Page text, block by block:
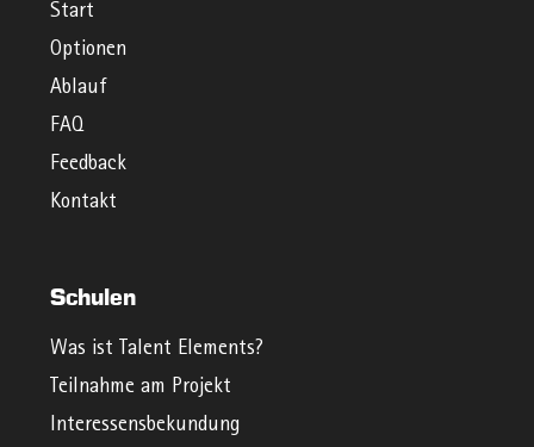
Start
Optionen
Ablauf
FAQ
Feedback
Kontakt
Schulen
Was ist Talent Elements?
Teilnahme am Projekt
Interessensbekundung